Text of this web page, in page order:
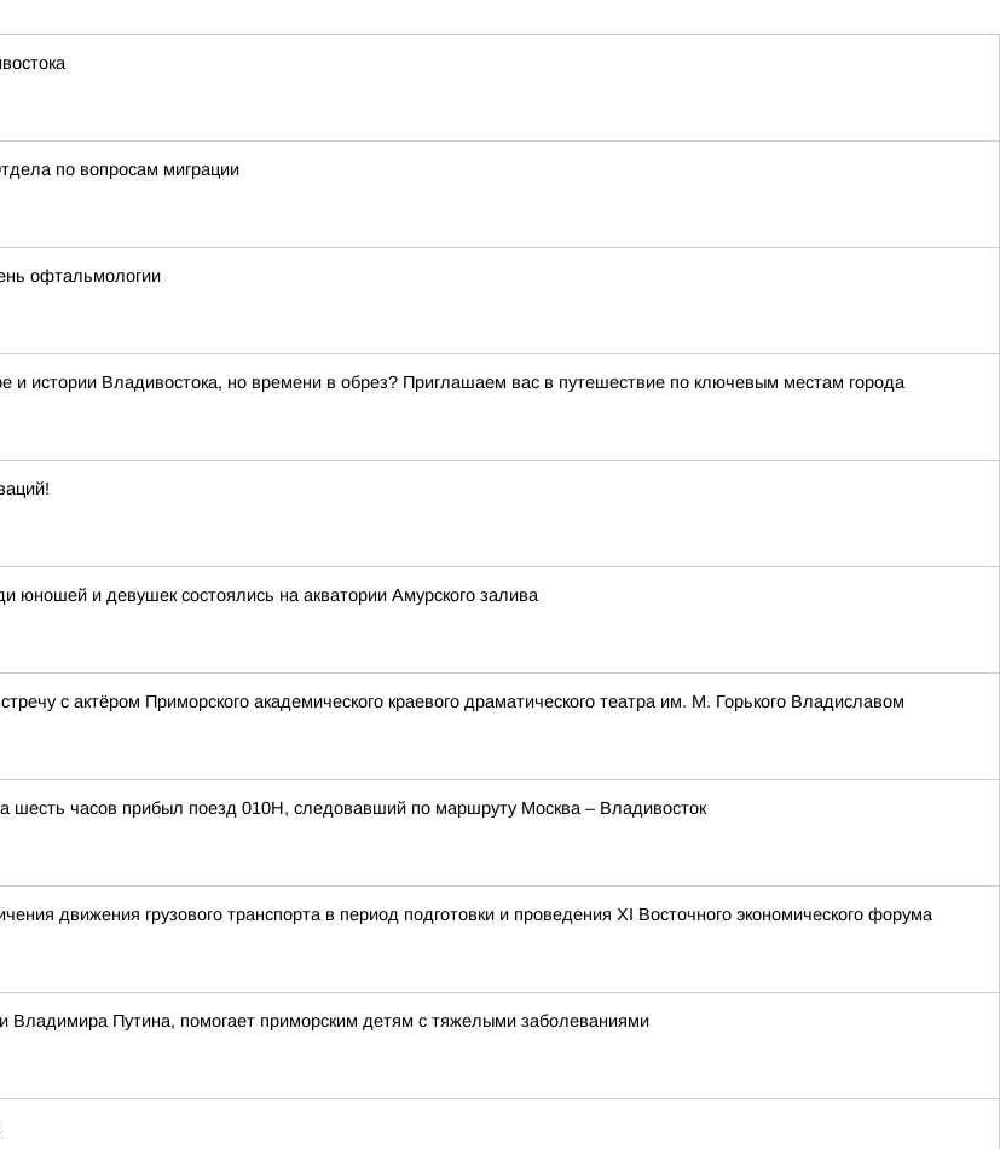
по вопросам миграции
офтальмологии
и истории Владивостока, но времени в обрез? Приглашаем вас в путешествие по ключевым местам города
юношей и девушек состоялись на акватории Амурского залива
с актёром Приморского академического краевого драматического театра им. М. Горького Владиславом
шесть часов прибыл поезд 010Н, следовавший по маршруту Москва – Владивосток
движения грузового транспорта в период подготовки и проведения XI Восточного экономического форума
Владимира Путина, помогает приморским детям с тяжелыми заболеваниями